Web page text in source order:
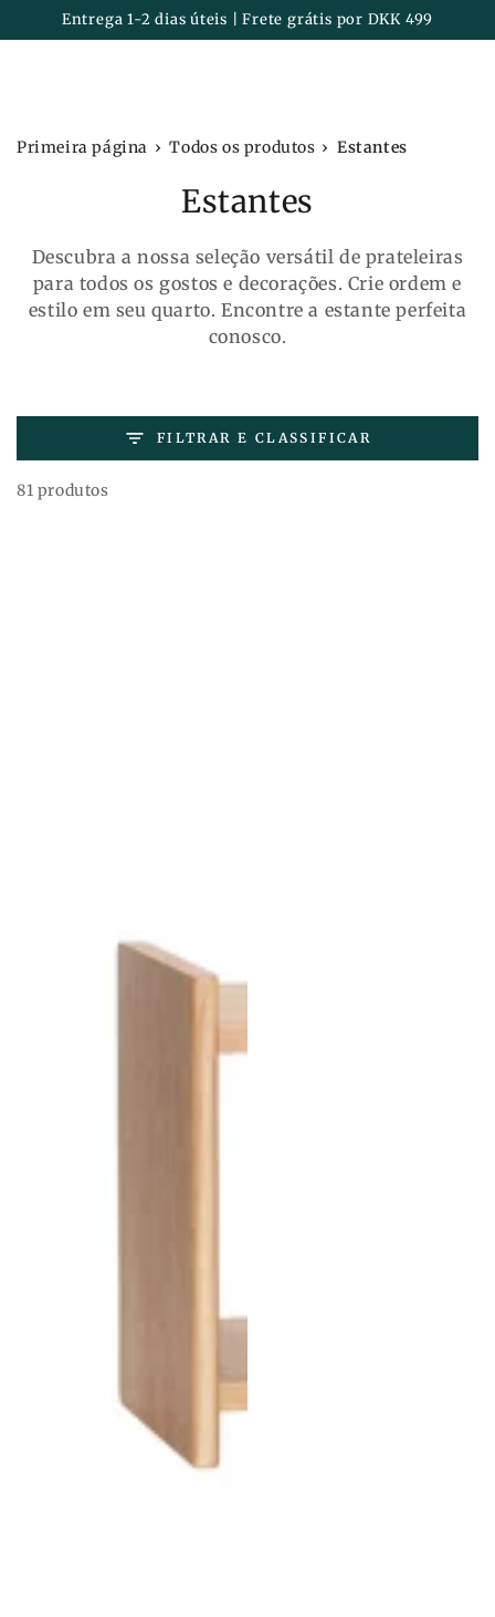
IR PARA O
CONTEÚDO
Entrega 1-2 dias úteis | Frete grátis por DKK 499
Primeira página › Todos os produtos › Estantes
Coleção:
Estantes
Descubra a nossa seleção versátil de prateleiras
para todos os gostos e decorações. Crie ordem e
estilo em seu quarto. Encontre a estante perfeita
conosco.
FILTRAR E CLASSIFICAR
81 produtos